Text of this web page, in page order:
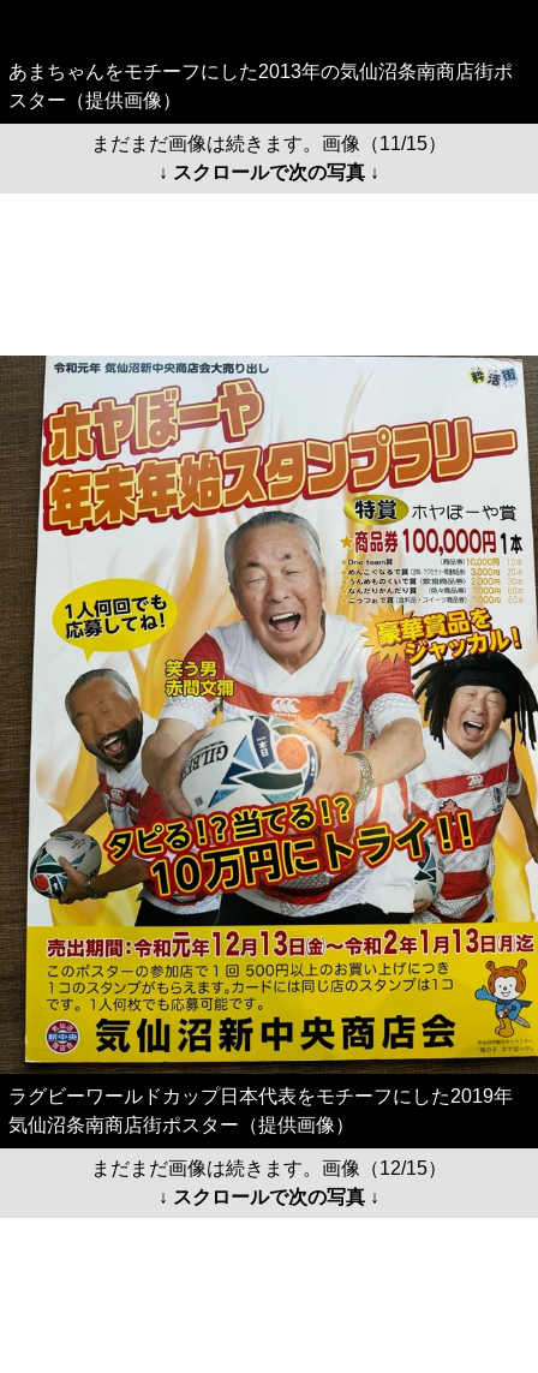
あまちゃんをモチーフにした2013年の気仙沼条南商店街ポ
スター（提供画像）
まだまだ画像は続きます。画像（11/15）
↓ スクロールで次の写真 ↓
ラグビーワールドカップ日本代表をモチーフにした2019年
気仙沼条南商店街ポスター（提供画像）
まだまだ画像は続きます。画像（12/15）
↓ スクロールで次の写真 ↓